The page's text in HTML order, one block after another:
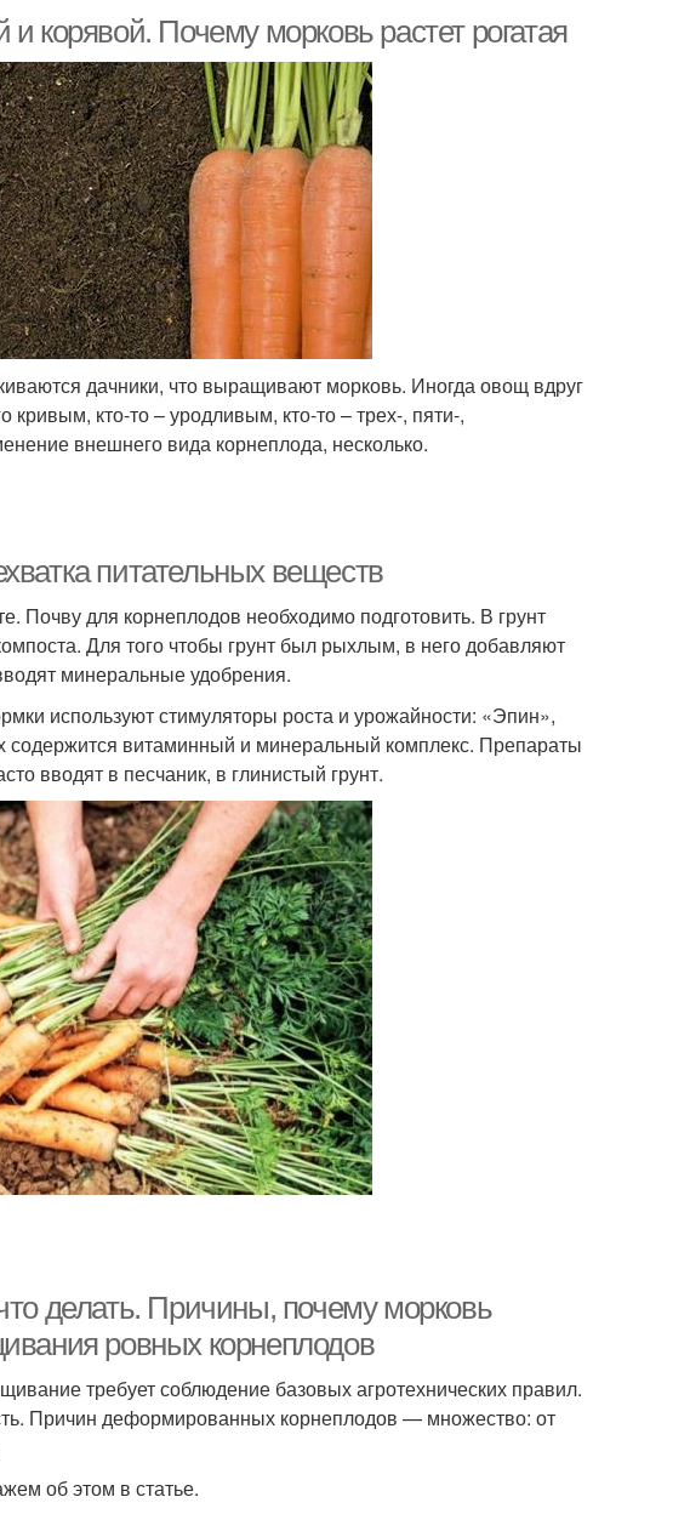
корявой. Почему морковь растет рогатая
дачники, что выращивают морковь. Иногда овощ вдруг
кто-то – уродливым, кто-то – трех-, пяти-,
внешнего вида корнеплода, несколько.
питательных веществ
Почву для корнеплодов необходимо подготовить. В грунт
Для того чтобы грунт был рыхлым, в него добавляют
минеральные удобрения.
используют стимуляторы роста и урожайности: «Эпин»,
витаминный и минеральный комплекс. Препараты
вводят в песчаник, в глинистый грунт.
делать. Причины, почему морковь
ровных корнеплодов
требует соблюдение базовых агротехнических правил.
Причин деформированных корнеплодов — множество: от
об этом в статье.